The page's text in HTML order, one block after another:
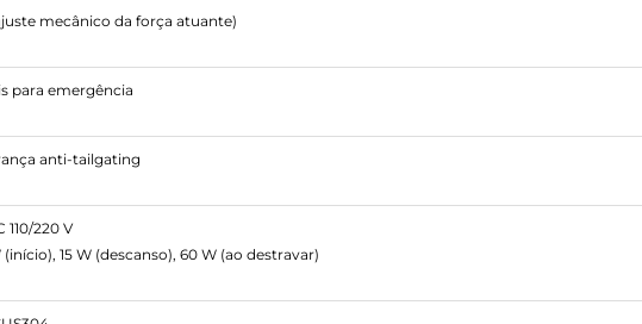
mecânico da força atuante)
para emergência
anti-tailgating
220 V
15 W (descanso), 60 W (ao destravar)